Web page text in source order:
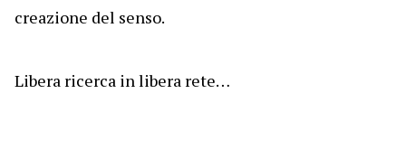
creazione del senso.
Libera ricerca in libera rete…